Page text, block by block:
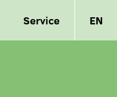
Service EN